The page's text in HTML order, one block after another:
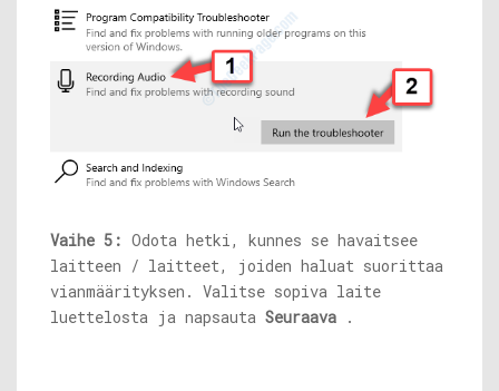
Vaihe 5: Odota hetki, kunnes se havaitsee
laitteen / laitteet, joiden haluat suorittaa
vianmäärityksen. Valitse sopiva laite
luettelosta ja napsauta Seuraava .